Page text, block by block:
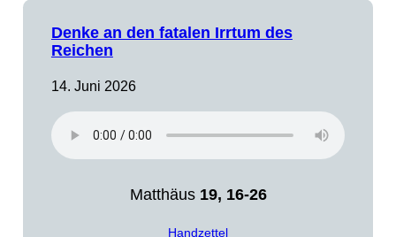
Denke an den fatalen Irrtum des
Reichen
14. Juni 2026
Matthäus19, 16-26
Handzettel